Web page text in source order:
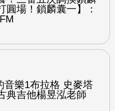
圓場！鎖麟囊一】：
音樂1布拉格 史麥塔
典吉他楊昱泓老師